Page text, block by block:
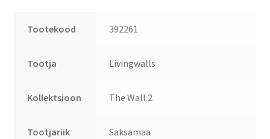
Tootekood 392261
Tootja Livingwalls
Kollektsioon The Wall 2
Tootjariik Saksamaa